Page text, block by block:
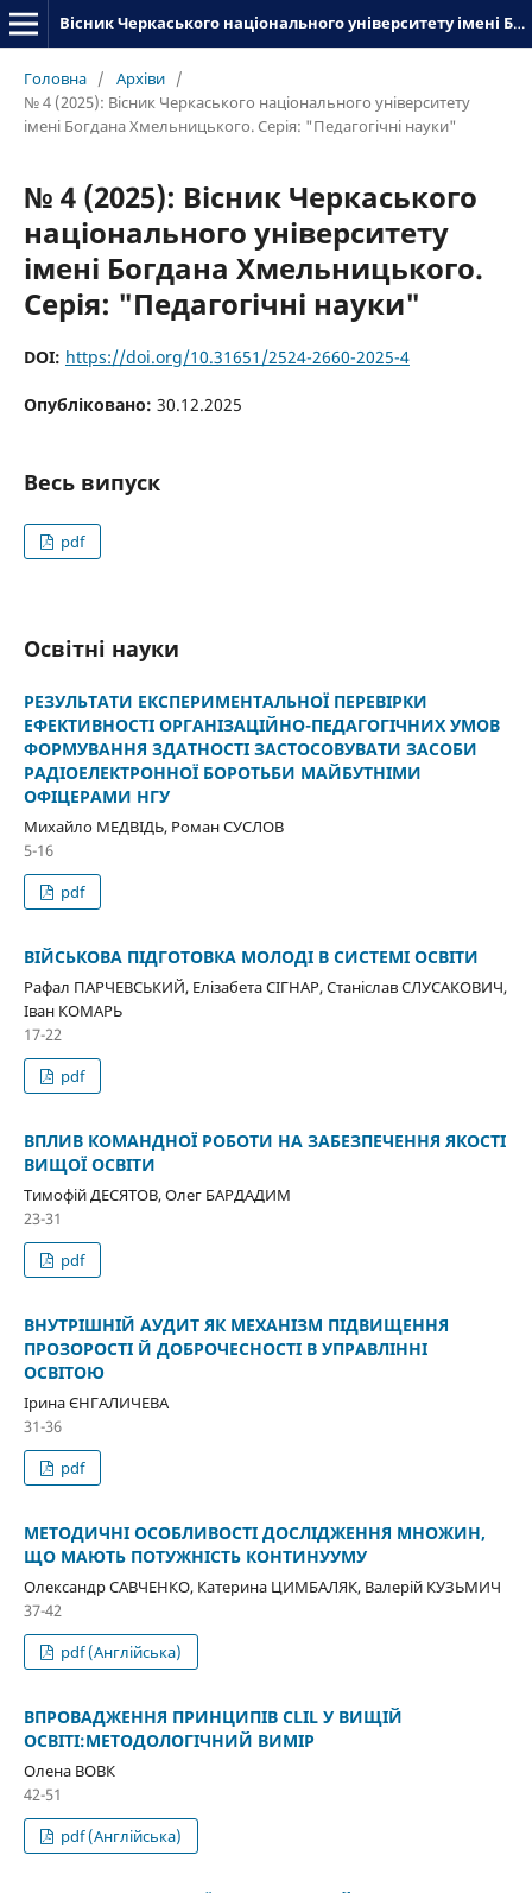
Вісник Черкаського національного університету імені Богдана Хмельницького. Серія_«Педагогічні науки»
Головна / Архіви /
№ 4 (2025): Вісник Черкаського національного університету
імені Богдана Хмельницького. Серія: "Педагогічні науки"
№ 4 (2025): Вісник Черкаського
національного університету
імені Богдана Хмельницького.
Серія: "Педагогічні науки"
DOI: https://doi.org/10.31651/2524-2660-2025-4
Опубліковано: 30.12.2025
Весь випуск
pdf
Освітні науки
РЕЗУЛЬТАТИ ЕКСПЕРИМЕНТАЛЬНОЇ ПЕРЕВІРКИ
ЕФЕКТИВНОСТІ ОРГАНІЗАЦІЙНО-ПЕДАГОГІЧНИХ УМОВ
ФОРМУВАННЯ ЗДАТНОСТІ ЗАСТОСОВУВАТИ ЗАСОБИ
РАДІОЕЛЕКТРОННОЇ БОРОТЬБИ МАЙБУТНІМИ
ОФІЦЕРАМИ НГУ
Михайло МЕДВІДЬ, Роман СУСЛОВ
5-16
pdf
ВІЙСЬКОВА ПІДГОТОВКА МОЛОДІ В СИСТЕМІ ОСВІТИ
Рафал ПАРЧЕВСЬКИЙ, Елізабета СІГНАР, Станіслав СЛУСАКОВИЧ,
Іван КОМАРЬ
17-22
pdf
ВПЛИВ КОМАНДНОЇ РОБОТИ НА ЗАБЕЗПЕЧЕННЯ ЯКОСТІ
ВИЩОЇ ОСВІТИ
Тимофій ДЕСЯТОВ, Олег БАРДАДИМ
23-31
pdf
ВНУТРІШНІЙ АУДИТ ЯК МЕХАНІЗМ ПІДВИЩЕННЯ
ПРОЗОРОСТІ Й ДОБРОЧЕСНОСТІ В УПРАВЛІННІ
ОСВІТОЮ
Ірина ЄНГАЛИЧЕВА
31-36
pdf
МЕТОДИЧНІ ОСОБЛИВОСТІ ДОСЛІДЖЕННЯ МНОЖИН,
ЩО МАЮТЬ ПОТУЖНІСТЬ КОНТИНУУМУ
Олександр САВЧЕНКО, Катерина ЦИМБАЛЯК, Валерій КУЗЬМИЧ
37-42
pdf (Англійська)
ВПРОВАДЖЕННЯ ПРИНЦИПІВ CLIL У ВИЩІЙ
ОСВІТІ:МЕТОДОЛОГІЧНИЙ ВИМІР
Олена ВОВК
42-51
pdf (Англійська)